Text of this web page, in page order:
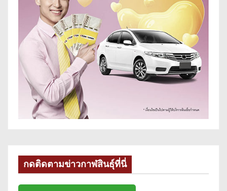
กดติดตามข่าวกาฬสินธุ์ที่นี่